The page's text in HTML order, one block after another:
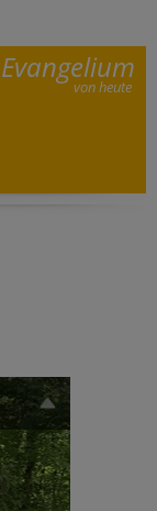
Evangelium
von heute